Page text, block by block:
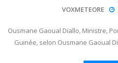
VOXMETEORE
Ousmane Gaoual Diallo, Ministre,
Guinée, selon Ousmane Gaoual